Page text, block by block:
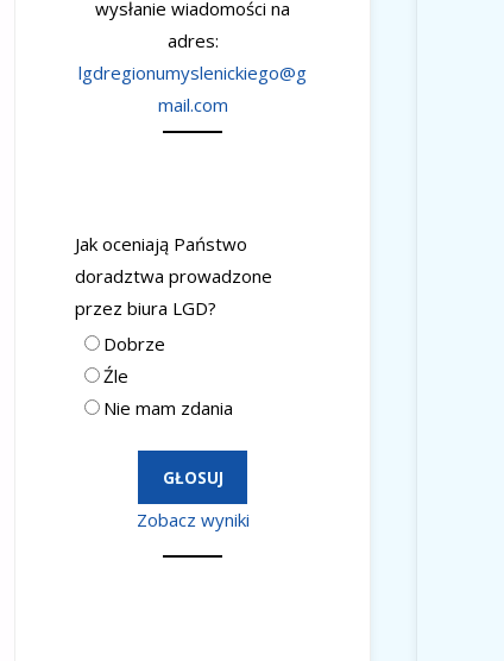
wysłanie wiadomości na
adres:
lgdregionumyslenickiego@g
mail.com
Jak oceniają Państwo
doradztwa prowadzone
przez biura LGD?
Dobrze
Źle
Nie mam zdania
Zobacz wyniki